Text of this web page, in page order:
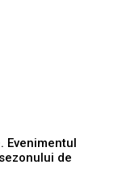
Evenimentul
de